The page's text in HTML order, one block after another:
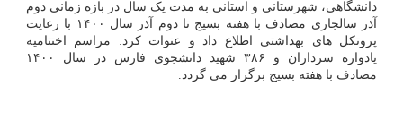
دانشگاهی، شهرستانی و استانی به مدت یک سال در بازه زمانی دوم
آذر سالجاری مصادف با هفته بسیج تا دوم آذر سال ۱۴۰۰ با رعایت
پروتکل های بهداشتی اطلاع داد و عنوات کرد: مراسم اختتامیه
یادواره سرداران و ۳۸۶ شهید دانشجوی فارس در سال ۱۴۰۰
مصادف با هفته بسیج برگزار می گردد.